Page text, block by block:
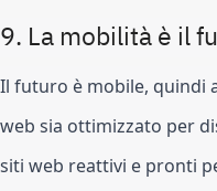
9. La mobilità è il
Il futuro è mobile, quindi
web sia ottimizzato per
siti web reattivi e pronti